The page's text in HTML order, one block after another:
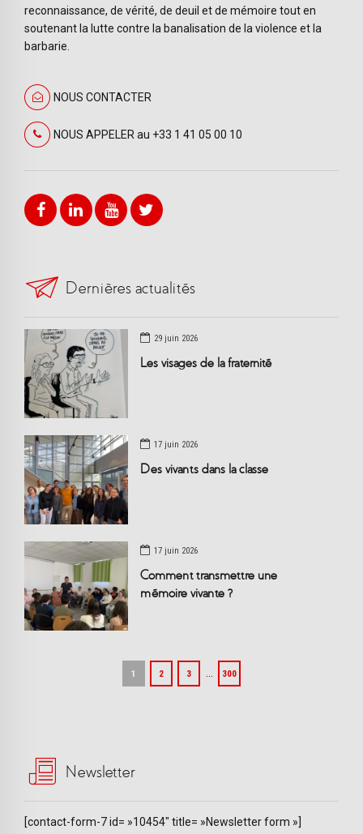
reconnaissance, de vérité, de deuil et de mémoire tout en
soutenant la lutte contre la banalisation de la violence et la
barbarie.
NOUS CONTACTER
NOUS APPELER au +33 1 41 05 00 10
Dernières actualités
29 juin 2026
Les visages de la fraternité
17 juin 2026
Des vivants dans la classe
17 juin 2026
Comment transmettre une
mémoire vivante ?
1 2 3 … 300
Newsletter
[contact-form-7 id= »10454″ title= »Newsletter form »]